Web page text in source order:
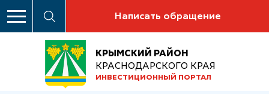
Написать обращение
КРЫМСКИЙ РАЙОН
КРАСНОДАРСКОГО КРАЯ
ИНВЕСТИЦИОННЫЙ ПОРТАЛ